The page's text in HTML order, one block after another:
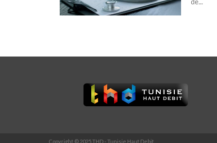
de...
Copyright © 2025 THD - Tunisie Haut Debit.